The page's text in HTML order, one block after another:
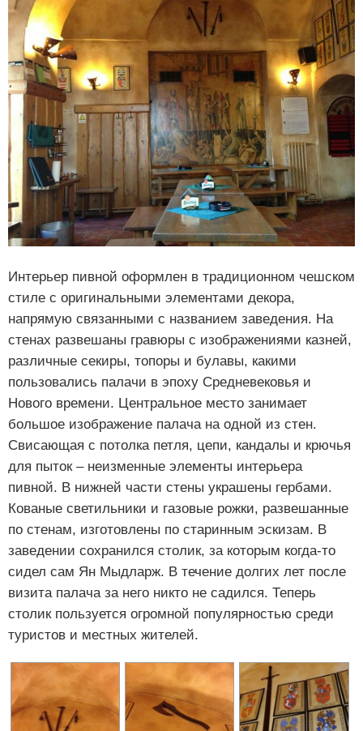
Интерьер пивной оформлен в традиционном чешском
стиле с оригинальными элементами декора,
напрямую связанными с названием заведения. На
стенах развешаны гравюры с изображениями казней,
различные секиры, топоры и булавы, какими
пользовались палачи в эпоху Средневековья и
Нового времени. Центральное место занимает
большое изображение палача на одной из стен.
Свисающая с потолка петля, цепи, кандалы и крючья
для пыток – неизменные элементы интерьера
пивной. В нижней части стены украшены гербами.
Кованые светильники и газовые рожки, развешанные
по стенам, изготовлены по старинным эскизам. В
заведении сохранился столик, за которым когда-то
сидел сам Ян Мыдларж. В течение долгих лет после
визита палача за него никто не садился. Теперь
столик пользуется огромной популярностью среди
туристов и местных жителей.